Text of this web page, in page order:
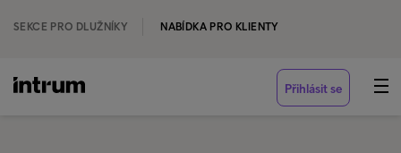
SEKCE PRO DLUŽNÍKY NABÍDKA PRO KLIENTY
Přihlásit se